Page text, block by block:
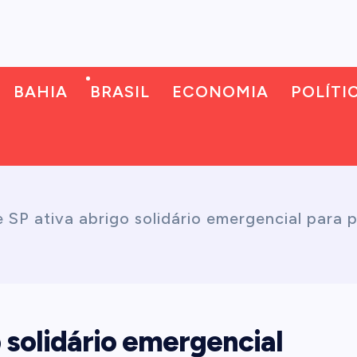
BAHIA BRASIL ECONOMIA
SP ativa abrigo solidário emergencial para
solidário emergencial